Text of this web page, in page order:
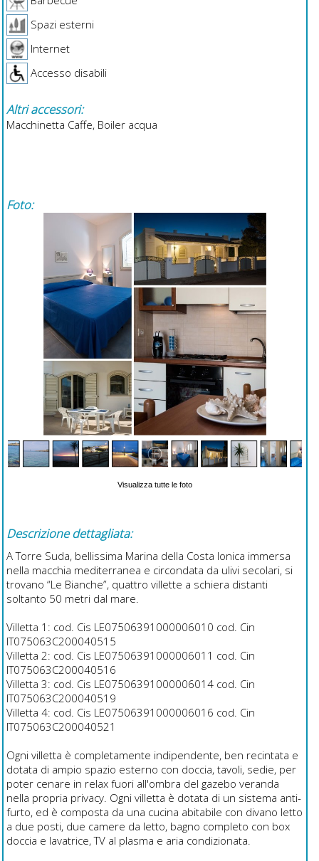
Spazi esterni
Internet
Accesso disabili
Altri accessori:
Macchinetta Caffe, Boiler acqua
Foto:
Visualizza tutte le foto
Descrizione dettagliata:
A Torre Suda, bellissima Marina della Costa Ionica immersa
nella macchia mediterranea e circondata da ulivi secolari, si
trovano “Le Bianche”, quattro villette a schiera distanti
soltanto 50 metri dal mare.
Villetta 1: cod. Cis LE07506391000006010 cod. Cin
IT075063C200040515
Villetta 2: cod. Cis LE07506391000006011 cod. Cin
IT075063C200040516
Villetta 3: cod. Cis LE07506391000006014 cod. Cin
IT075063C200040519
Villetta 4: cod. Cis LE07506391000006016 cod. Cin
IT075063C200040521
Ogni villetta è completamente indipendente, ben recintata e
dotata di ampio spazio esterno con doccia, tavoli, sedie, per
poter cenare in relax fuori all'ombra del gazebo veranda
nella propria privacy. Ogni villetta è dotata di un sistema anti-
furto, ed è composta da una cucina abitabile con divano letto
a due posti, due camere da letto, bagno completo con box
doccia e lavatrice, TV al plasma e aria condizionata.